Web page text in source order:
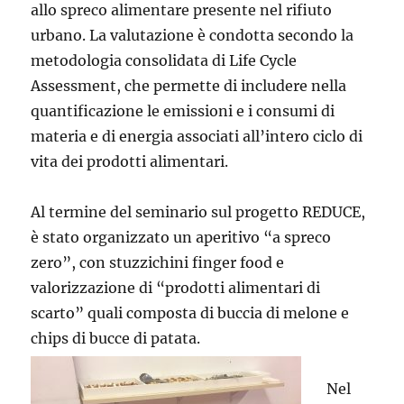
allo spreco alimentare presente nel rifiuto
urbano. La valutazione è condotta secondo la
metodologia consolidata di Life Cycle
Assessment, che permette di includere nella
quantificazione le emissioni e i consumi di
materia e di energia associati all’intero ciclo di
vita dei prodotti alimentari.
Al termine del seminario sul progetto REDUCE,
è stato organizzato un aperitivo “a spreco
zero”, con stuzzichini finger food e
valorizzazione di “prodotti alimentari di
scarto” quali composta di buccia di melone e
chips di bucce di patata.
Nel